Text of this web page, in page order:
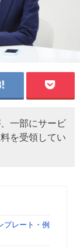
一部にサービ
を受領してい
プレート・例